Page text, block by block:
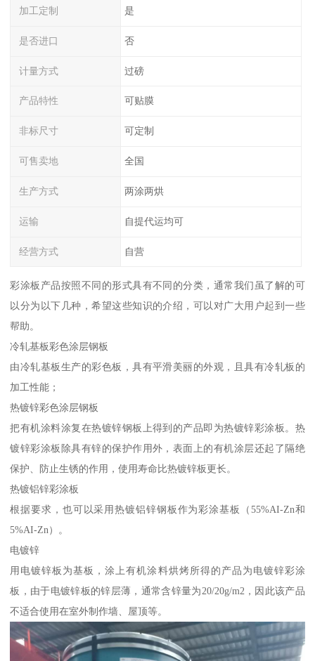
加工定制 是
是否进口 否
计量方式 过磅
产品特性 可贴膜
非标尺寸 可定制
可售卖地 全国
生产方式 两涂两烘
运输 自提代运均可
经营方式 自营
彩涂板产品按照不同的形式具有不同的分类，通常我们虽了解的可
以分为以下几种，希望这些知识的介绍，可以对广大用户起到一些
帮助。
冷轧基板彩色涂层钢板
由冷轧基板生产的彩色板，具有平滑美丽的外观，且具有冷轧板的
加工性能；
热镀锌彩色涂层钢板
把有机涂料涂复在热镀锌钢板上得到的产品即为热镀锌彩涂板。热
镀锌彩涂板除具有锌的保护作用外，表面上的有机涂层还起了隔绝
保护、防止生锈的作用，使用寿命比热镀锌板更长。
热镀铝锌彩涂板
根据要求，也可以采用热镀铝锌钢板作为彩涂基板（55%AI-Zn和
5%AI-Zn）。
电镀锌
用电镀锌板为基板，涂上有机涂料烘烤所得的产品为电镀锌彩涂
板，由于电镀锌板的锌层薄，通常含锌量为20/20g/m2，因此该产品
不适合使用在室外制作墙、屋顶等。